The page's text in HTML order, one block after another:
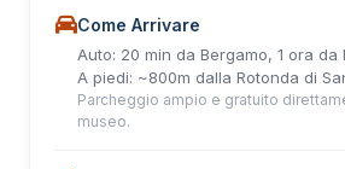
Come Arrivare
Auto: 20 min da Bergamo, 1 ora da
A piedi: ~800m dalla Rotonda di
Parcheggio ampio e gratuito
museo.